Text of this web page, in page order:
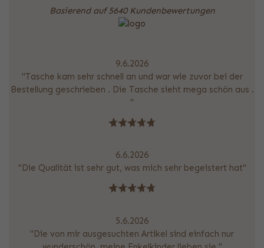
Basierend auf 5640 Kundenbewertungen
9.6.2026
"Tasche kam sehr schnell an und war wie zuvor bei der
Bestellung geschrieben . Die Tasche sieht mega schön aus .
"
6.6.2026
"Die Qualität ist sehr gut, was mich sehr begeistert hat"
5.6.2026
"Die von mir ausgesuchten Artikel sind einfach nur